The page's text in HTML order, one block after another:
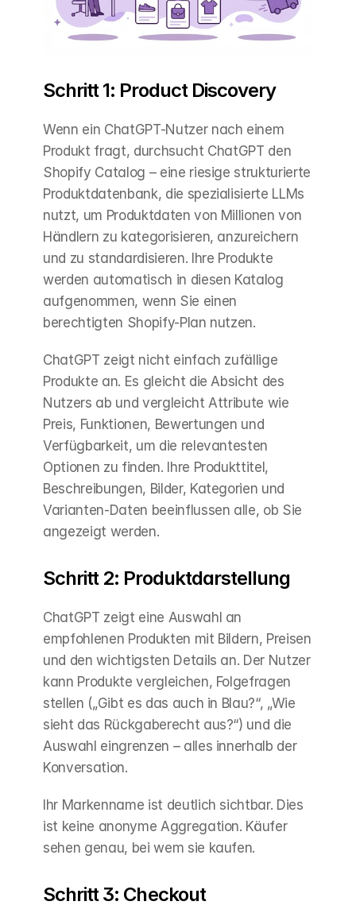
Schritt 1: Product Discovery
Wenn ein ChatGPT-Nutzer nach einem
Produkt fragt, durchsucht ChatGPT den
Shopify Catalog – eine riesige strukturierte
Produktdatenbank, die spezialisierte LLMs
nutzt, um Produktdaten von Millionen von
Händlern zu kategorisieren, anzureichern
und zu standardisieren. Ihre Produkte
werden automatisch in diesen Katalog
aufgenommen, wenn Sie einen
berechtigten Shopify-Plan nutzen.
ChatGPT zeigt nicht einfach zufällige
Produkte an. Es gleicht die Absicht des
Nutzers ab und vergleicht Attribute wie
Preis, Funktionen, Bewertungen und
Verfügbarkeit, um die relevantesten
Optionen zu finden. Ihre Produkttitel,
Beschreibungen, Bilder, Kategorien und
Varianten-Daten beeinflussen alle, ob Sie
angezeigt werden.
Schritt 2: Produktdarstellung
ChatGPT zeigt eine Auswahl an
empfohlenen Produkten mit Bildern, Preisen
und den wichtigsten Details an. Der Nutzer
kann Produkte vergleichen, Folgefragen
stellen („Gibt es das auch in Blau?“, „Wie
sieht das Rückgaberecht aus?“) und die
Auswahl eingrenzen – alles innerhalb der
Konversation.
Ihr Markenname ist deutlich sichtbar. Dies
ist keine anonyme Aggregation. Käufer
sehen genau, bei wem sie kaufen.
Schritt 3: Checkout